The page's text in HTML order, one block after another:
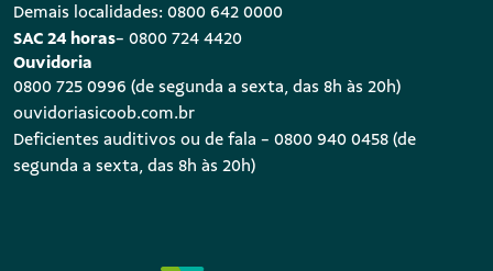
Demais localidades: 0800 642 0000
SAC 24 horas- 0800 724 4420
Ouvidoria
0800 725 0996 (de segunda a sexta, das 8h às 20h)
ouvidoriasicoob.com.br
Deficientes auditivos ou de fala - 0800 940 0458 (de
segunda a sexta, das 8h às 20h)